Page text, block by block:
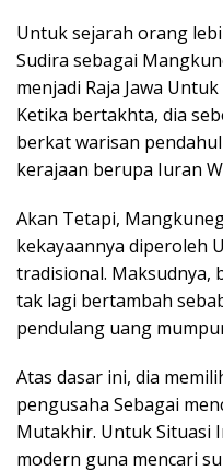
Untuk sejarah orang
Sudira sebagai
menjadi Raja Jawa
Ketika bertakhta, dia
berkat warisan
kerajaan berupa Iuran
Akan Tetapi,
kekayaannya diperoleh
tradisional. Maksudnya,
tak lagi bertambah
pendulang uang
Atas dasar ini, dia
pengusaha Sebagai
Mutakhir. Untuk Situasi
modern guna mencari